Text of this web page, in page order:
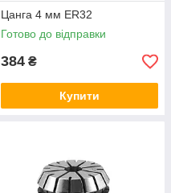
Цанга 4 мм ER32
Готово до відправки
384 ₴
Купити